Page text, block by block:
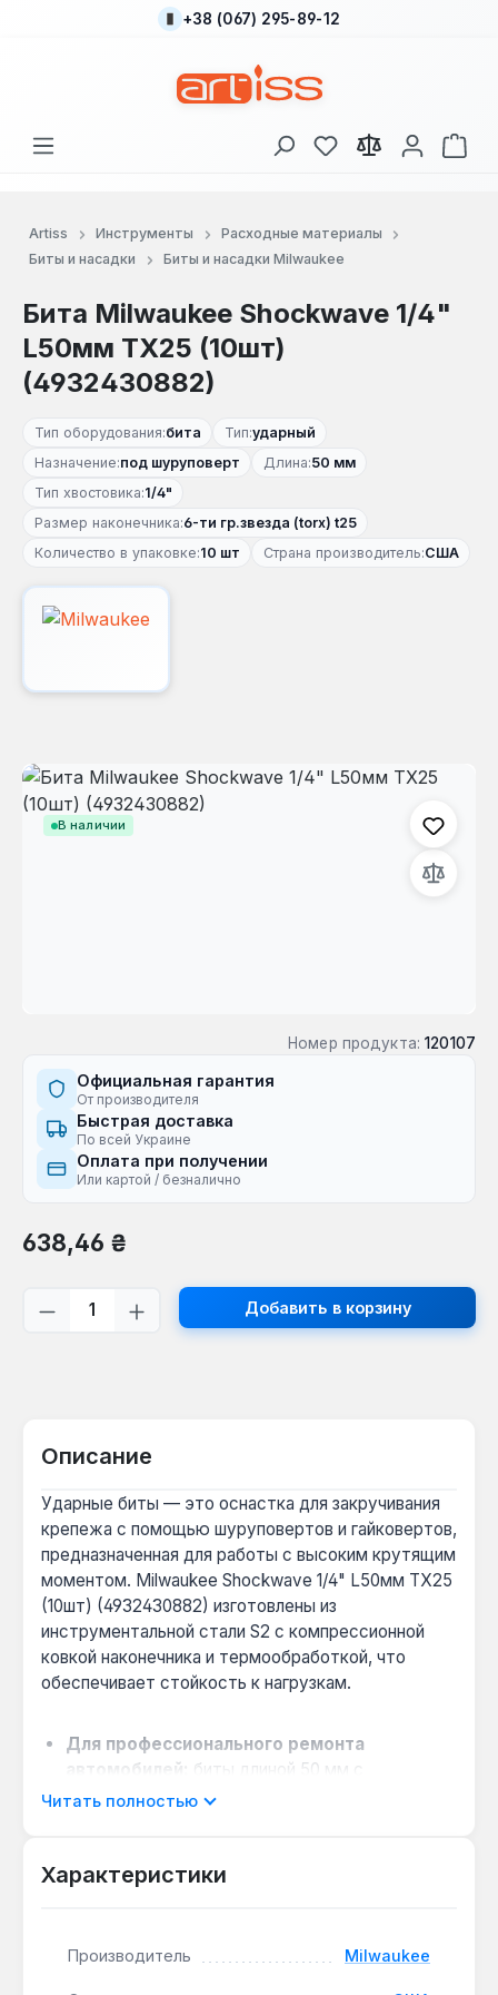
Перейти к основному содержанию
+38 (067) 295-89-12
У вас есть товары
В
Artiss Инструменты
Расходные материалы
Биты и насадки
Биты и насадки Milwaukee
Бита Milwaukee Shockwave 1/4"
L50мм TX25 (10шт)
(4932430882)
Тип оборудования:бита Тип:ударный
Назначение:под шуруповерт Длина:50 мм
Тип хвостовика:1/4"
Размер наконечника:6-ти гр.звезда (torx) t25
Количество в упаковке:10 шт Страна производитель:США
В наличии
Пропустить галерею изображений
Номер продукта: 120107
Официальная гарантия
От производителя
Быстрая доставка
По всей Украине
Оплата при получении
Или картой / безналично
Обычная цена:
638,46 ₴
Количество продукта: введите
Добавить в корзину
Описание
Ударные биты — это оснастка для закручивания
крепежа с помощью шуруповертов и гайковертов,
предназначенная для работы с высоким крутящим
моментом. Milwaukee Shockwave 1/4" L50мм TX25
(10шт) (4932430882) изготовлены из
инструментальной стали S2 с компрессионной
ковкой наконечника и термообработкой, что
обеспечивает стойкость к нагрузкам.
Для профессионального ремонта
автомобилей:
биты длиной 50 мм с
хвостовиком 1/4" подходят для работы с
устойчивость к ударным нагрузкам.
поглощает пиковые нагрузки от импульсных
Читать полностью
Характеристики
Производитель Milwaukee